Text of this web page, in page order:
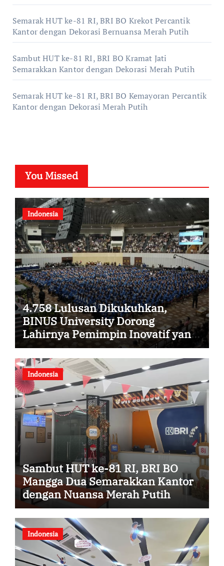
Semarak HUT ke-81 RI, BRI BO Krekot Percantik
Kantor dengan Dekorasi Bernuansa Merah Putih
Sambut HUT ke-81 RI, BRI BO Kramat Jati
Semarakkan Kantor dengan Dekorasi Merah Putih
Semarak HUT ke-81 RI, BRI BO Kemayoran Percantik
Kantor dengan Dekorasi Merah Putih
You Missed
Indonesia
4.758 Lulusan Dikukuhkan,
BINUS University Dorong
Lahirnya Pemimpin Inovatif yang
Berdampak
Indonesia
Sambut HUT ke-81 RI, BRI BO
Mangga Dua Semarakkan Kantor
dengan Nuansa Merah Putih
Indonesia